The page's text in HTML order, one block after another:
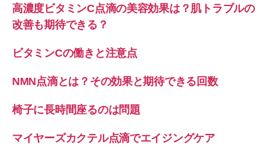
高濃度ビタミンC点滴の美容効果は？肌トラブルの
改善も期待できる？
ビタミンCの働きと注意点
NMN点滴とは？その効果と期待できる回数
椅子に長時間座るのは問題
マイヤーズカクテル点滴でエイジングケア